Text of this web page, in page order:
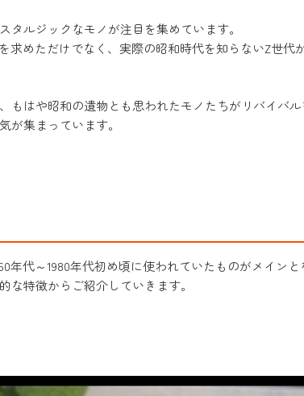
ルジックなモノが注目を集めています。
めただけでなく、実際の昭和時代を知らないZ世代
はや昭和の遺物とも思われたモノたちがリバイバ
が集まっています。
代～1980年代初め頃に使われていたものがメインと
特徴からご紹介していきます。